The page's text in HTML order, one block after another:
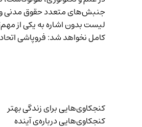
جنبش‌های متعدد حقوق مدنی و
لیست بدون اشاره به یکی از
کامل نخواهد شد: فروپاشی
کنجکاوی‌هایی برای زندگی بهتر
کنجکاوی‌هایی درباره‌ی آينده